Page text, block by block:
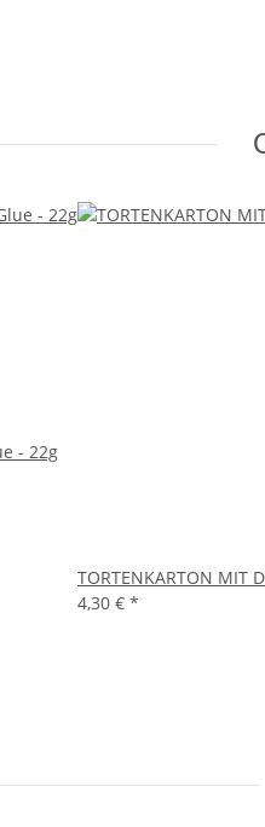
- 22g
TORTENKARTON MIT
4,30 € *